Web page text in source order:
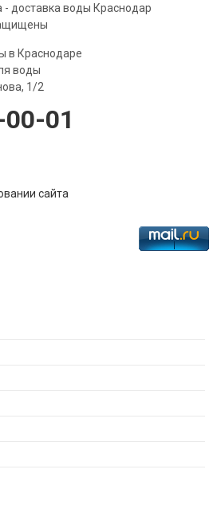
- доставка воды Краснодар
в Краснодаре
воды
1/2
01
сайта